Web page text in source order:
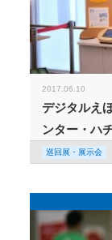
2017.06.10
デジタルえ
ンター・ハ
巡回展・展示会